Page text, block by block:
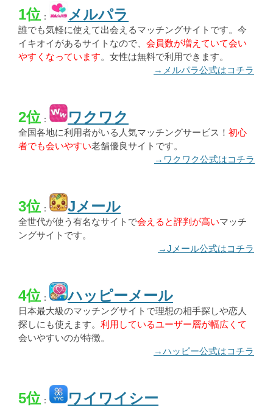
1位 ： メルパラ
誰でも気軽に使えて出会えるマッチングサイトです。今
イキオイがあるサイトなので、 会員数が増えていて会い
やすくなっています。女性は無料で利用できます。
→メルパラ公式はコチラ
2位 ： ワクワク
全国各地に利用者がいる人気マッチングサービス！ 初心
者でも会いやすい老舗優良サイトです。
→ワクワク公式はコチラ
3位 ： Jメール
全世代が使う有名なサイトで会えると評判が高いマッチ
ングサイトです。
→Jメール公式はコチラ
4位 ： ハッピーメール
日本最大級のマッチングサイトで理想の相手探しや恋人
探しにも使えます。 利用しているユーザー層が幅広くて
会いやすいのが特徴。
→ハッピー公式はコチラ
5位 ： ワイワイシー